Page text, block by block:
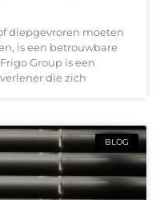
diepgevroren moeten
is een betrouwbare
Group is een
die zich
BLOG